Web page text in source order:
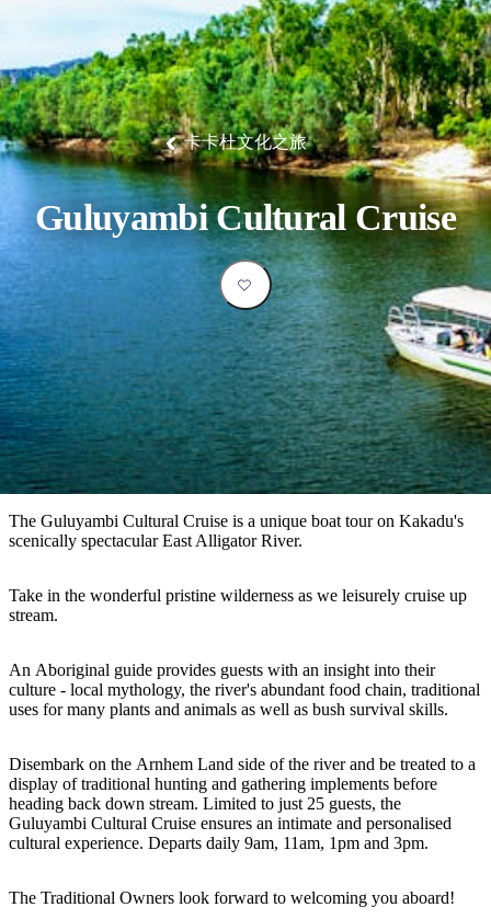
目
錄
必
訪
景
點
最
受
歡
迎
的
地
內
陸
和
戶
外
區
探
爾
文
斯
泉
烏
魯
魯
國
家
公
園
菲
特
國
家
公
園
塔
卡
國
家
公
園
提
維
群
島
東
阿
納
姆
地
馬
塔
蘭
卡
溫
泉
池
尼
特
米
魯
克
國
家
公
園
卡
魯
卡
魯
/
魔
鬼
大
理
石
保
區
馬
古
克
布
茨
奧
里
查
/
西
麥
克
唐
納
公
園
必
玩
活
動
體
驗
客
類
型
推
薦
榜
單
體
驗
攻
略
慶
與
活
動
外
和
探
險
和
野
生
動
植
物
歷
史
與
文
物
釣
魚
豪
華
旅
游
露
營
和
豪
華
野
營
自
駕
遊
劃
的
旅
行
規
劃
和
預
訂
實
用
資
訊
規
劃
具
住
宿
覽
團
交
通
工
具
尋:
卡卡杜文化之旅
Guluyambi Cultural Cruise
The Guluyambi Cultural Cruise is a unique boat tour on Kakadu's
scenically spectacular East Alligator River.
Take in the wonderful pristine wilderness as we leisurely cruise up
stream.
An Aboriginal guide provides guests with an insight into their
culture - local mythology, the river's abundant food chain, traditional
uses for many plants and animals as well as bush survival skills.
Disembark on the Arnhem Land side of the river and be treated to a
display of traditional hunting and gathering implements before
heading back down stream. Limited to just 25 guests, the
Guluyambi Cultural Cruise ensures an intimate and personalised
cultural experience. Departs daily 9am, 11am, 1pm and 3pm.
The Traditional Owners look forward to welcoming you aboard!